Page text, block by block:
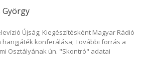
György
Újság; Kiegészítésként Magyar Rádió
hangjáték konferálása; További forrás a
Osztályának ún. "Skontró" adatai